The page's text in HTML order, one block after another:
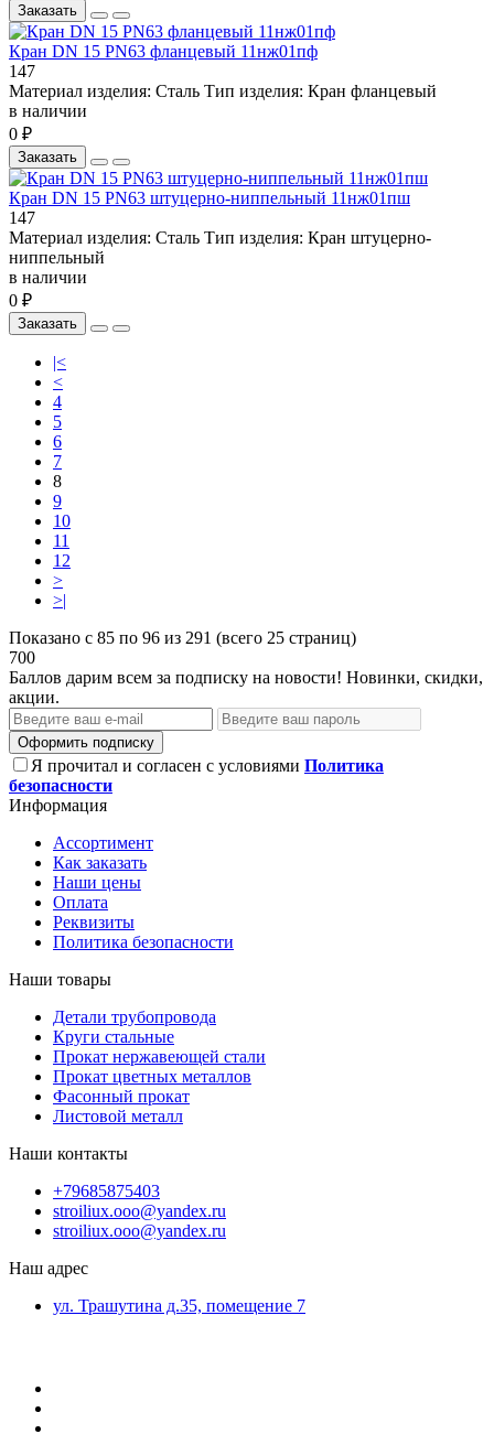
Заказать
Кран DN 15 PN63 фланцевый 11нж01пф
147
Материал изделия: Сталь Тип изделия: Кран фланцевый
в наличии
0 ₽
Заказать
Кран DN 15 PN63 штуцерно-ниппельный 11нж01пш
147
Материал изделия: Сталь Тип изделия: Кран штуцерно-
ниппельный
в наличии
0 ₽
Заказать
|<
<
4
5
6
7
8
9
10
11
12
>
>|
Показано с 85 по 96 из 291 (всего 25 страниц)
700
Баллов дарим всем за подписку на новости! Новинки, скидки,
акции.
Оформить подписку
Я прочитал и согласен с условиями Политика
безопасности
Информация
Ассортимент
Как заказать
Наши цены
Оплата
Реквизиты
Политика безопасности
Наши товары
Детали трубопровода
Круги стальные
Прокат нержавеющей стали
Прокат цветных металлов
Фасонный прокат
Листовой металл
Наши контакты
+79685875403
stroiliux.ooo@yandex.ru
stroiliux.ooo@yandex.ru
Наш адрес
ул. Трашутина д.35, помещение 7